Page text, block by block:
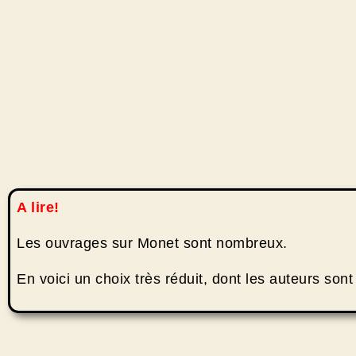
A lire!
Les ouvrages sur Monet sont nombreux.
En voici un choix très réduit, dont les auteurs